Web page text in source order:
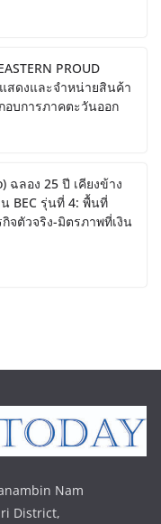
PROUD
แสดงและจำหน่ายสินค้า
บการภาคตะวันออก
ฉลอง 25 ปี เคียงข้าง
BEC รุ่นที่ 4: พื้นที่
จตัวจริง-มิตรภาพที่เงิน
Nam
District,